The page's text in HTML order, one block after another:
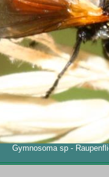
Gymnosoma sp -